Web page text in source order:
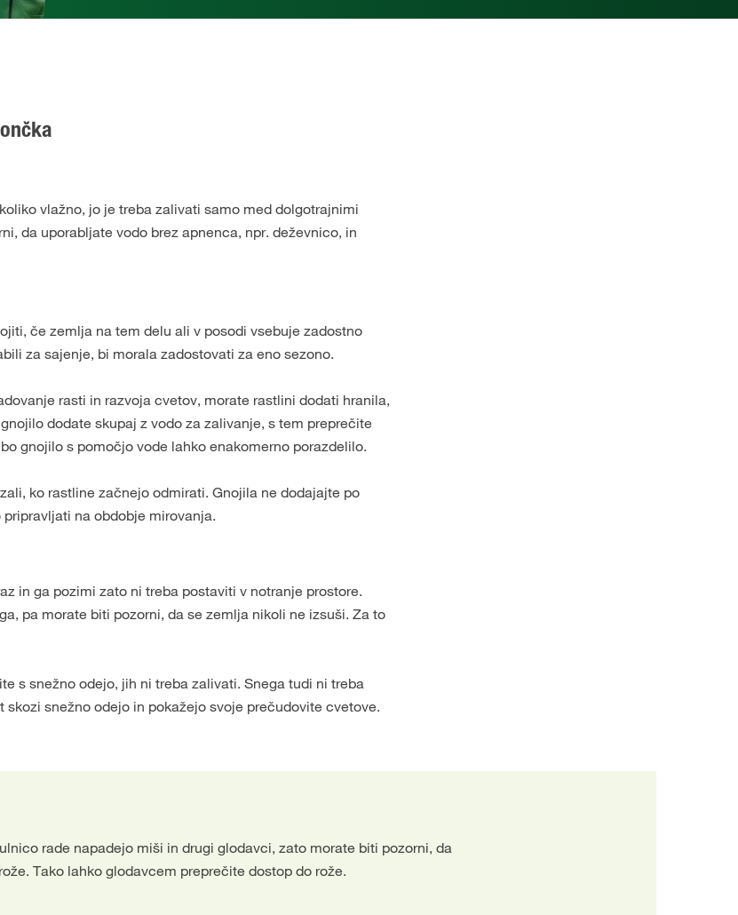
vlažno, jo je treba zalivati samo med dolgotrajnimi
da uporabljate vodo brez apnenca, npr. deževnico, in
če zemlja na tem delu ali v posodi vsebuje zadostno
za sajenje, bi morala zadostovati za eno sezono.
rasti in razvoja cvetov, morate rastlini dodati hranila,
dodate skupaj z vodo za zalivanje, s tem preprečite
gnojilo s pomočjo vode lahko enakomerno porazdelilo.
ko rastline začnejo odmirati. Gnojila ne dodajajte po
na obdobje mirovanja.
in ga pozimi zato ni treba postaviti v notranje prostore.
pa morate biti pozorni, da se zemlja nikoli ne izsuši. Za to
s snežno odejo, jih ni treba zalivati. Snega tudi ni treba
snežno odejo in pokažejo svoje prečudovite cvetove.
rade napadejo miši in drugi glodavci, zato morate biti pozorni, da
Tako lahko glodavcem preprečite dostop do rože.